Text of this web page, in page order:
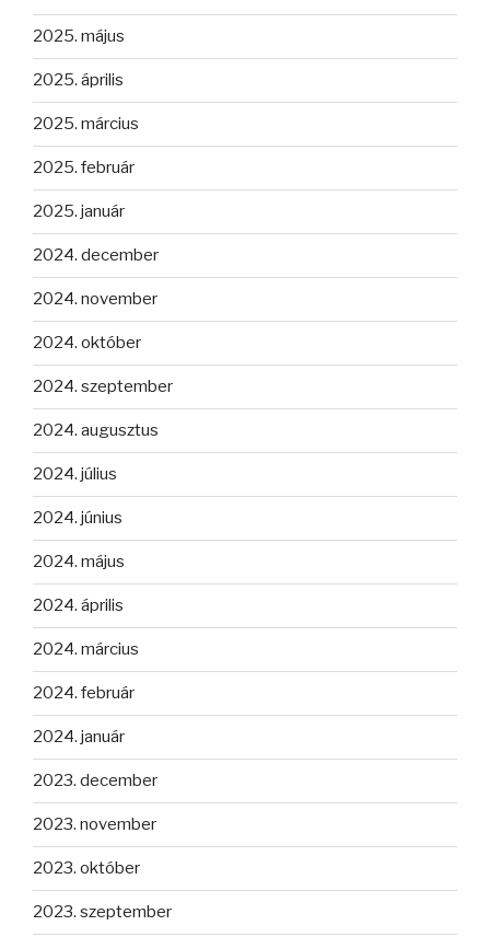
2025. május
2025. április
2025. március
2025. február
2025. január
2024. december
2024. november
2024. október
2024. szeptember
2024. augusztus
2024. július
2024. június
2024. május
2024. április
2024. március
2024. február
2024. január
2023. december
2023. november
2023. október
2023. szeptember